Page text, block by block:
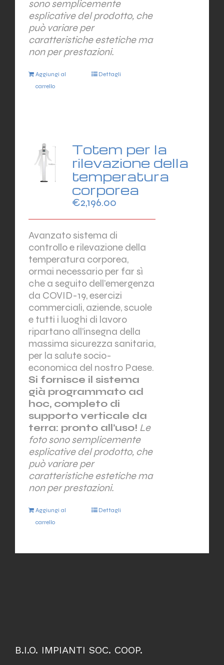
sono semplicemente
esplicative del prodotto, che
può variare per
caratteristiche estetiche ma
non per prestazioni.
Aggiungi al
carrello
Dettagli
Totem per la
rilevazione della
temperatura
corporea
€2,196.00
Avanzato sistema di
controllo e rilevazione della
temperatura corporea,
ormai necessario per far sì
che a seguito dell’emergenza
da COVID-19, esercizi
commerciali, aziende, scuole
e tutti i luoghi di lavoro
ripartano all’insegna della
massima sicurezza sanitaria,
per la salute socio-
economica del nostro Paese.
Si fornisce il sistema
già programmato ad
hoc, completo di
supporto verticale da
terra: pronto all’uso! Le
foto sono semplicemente
esplicative del prodotto, che
può variare per
caratteristiche estetiche ma
non per prestazioni.
Aggiungi al
carrello
Dettagli
B.I.O. IMPIANTI SOC. COOP.